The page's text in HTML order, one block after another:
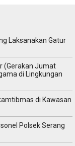
Laksanakan Gatur
(Gerakan Jumat
di Lingkungan
di Kawasan
Polsek Serang